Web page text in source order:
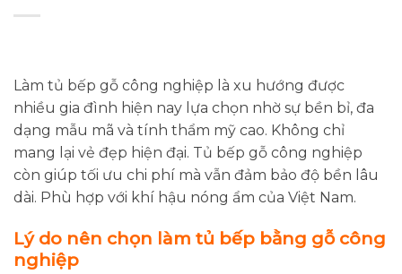
Làm tủ bếp gỗ công nghiệp là xu hướng được
nhiều gia đình hiện nay lựa chọn nhờ sự bền bỉ, đa
dạng mẫu mã và tính thẩm mỹ cao. Không chỉ
mang lại vẻ đẹp hiện đại. Tủ bếp gỗ công nghiệp
còn giúp tối ưu chi phí mà vẫn đảm bảo độ bền lâu
dài. Phù hợp với khí hậu nóng ẩm của Việt Nam.
Lý do nên chọn làm tủ bếp bằng gỗ công
nghiệp